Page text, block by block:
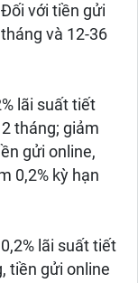
với tiền gửi
và 12-36
lãi suất tiết
tháng; giảm
gửi online,
0,2% kỳ hạn
lãi suất tiết
tiền gửi online